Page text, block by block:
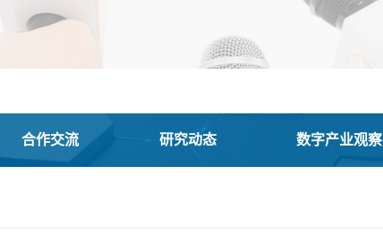
合作交流 研究动态 数字产业观察